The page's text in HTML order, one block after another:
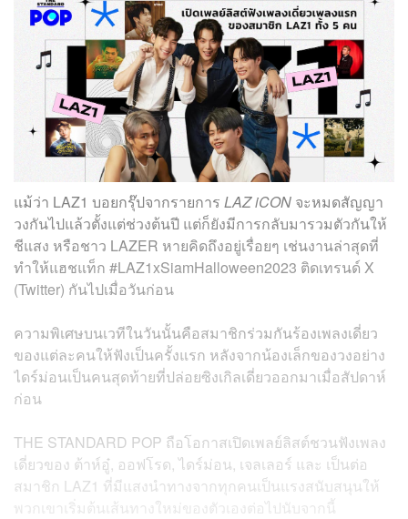
แม้ว่า LAZ1 บอยกรุ๊ปจากรายการ LAZ iCON จะหมดสัญญา
วงกันไปแล้วตั้งแต่ช่วงต้นปี แต่ก็ยังมีการกลับมารวมตัวกันให้
ชีแสง หรือชาว LAZER หายคิดถึงอยู่เรื่อยๆ เช่นงานล่าสุดที่
ทำให้แฮชแท็ก #LAZ1xSiamHalloween2023 ติดเทรนด์ X
(Twitter) กันไปเมื่อวันก่อน
ความพิเศษบนเวทีในวันนั้นคือสมาชิกร่วมกันร้องเพลงเดี่ยว
ของแต่ละคนให้ฟังเป็นครั้งแรก หลังจากน้องเล็กของวงอย่าง
ไดร์ม่อนเป็นคนสุดท้ายที่ปล่อยซิงเกิลเดี่ยวออกมาเมื่อสัปดาห์
ก่อน
THE STANDARD POP ถือโอกาสเปิดเพลย์ลิสต์ชวนฟังเพลง
เดี่ยวของ ต้าห์อู๋, ออฟโรด, ไดร์ม่อน, เจลเลอร์ และ เป็นต่อ
สมาชิก LAZ1 ที่มีแสงนำทางจากทุกคนเป็นแรงสนับสนุนให้
พวกเขาเริ่มต้นเส้นทางใหม่ของตัวเองต่อไปนับจากนี้